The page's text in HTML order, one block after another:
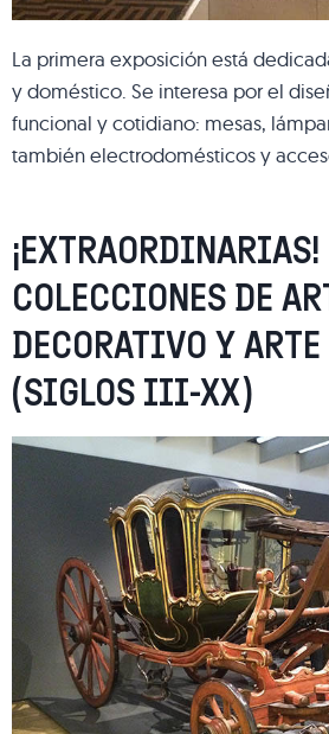
La primera exposición está
y doméstico. Se interesa por el
funcional y cotidiano: mesas,
también electrodomésticos y
¡EXTRAORDINARIAS!
COLECCIONES DE
DECORATIVO Y ARTE
(SIGLOS III-XX)